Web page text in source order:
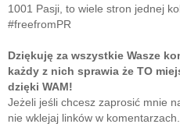
1001 Pasji, to wiele stron jednej
#freefromPR
Dziękuję za wszystkie Wasze
każdy z nich sprawia że TO
dzięki WAM!
Jeżeli jeśli chcesz zaprosić mnie
nie wklejaj linków w